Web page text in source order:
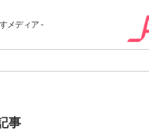
メディア -
事